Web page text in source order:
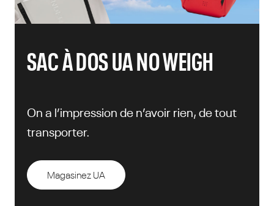
SAC À DOS UA NO WEIGH
On a l’impression de n’avoir rien, de tout
transporter.
Magasinez UA